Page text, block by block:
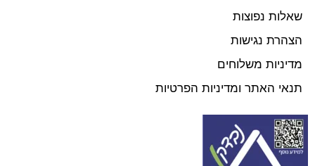
שאלות נפוצות
הצהרת נגישות
מדיניות משלוחים
תנאי האתר ומדיניות הפרטיות